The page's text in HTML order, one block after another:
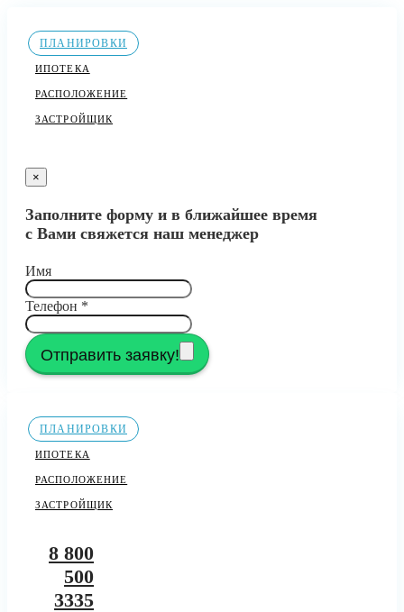
ПЛАНИРОВКИ
ИПОТЕКА
РАСПОЛОЖЕНИЕ
ЗАСТРОЙЩИК
×
Заполните форму и в ближайшее время
с Вами свяжется наш менеджер
Имя
Телефон *
Отправить заявку!
ПЛАНИРОВКИ
ИПОТЕКА
РАСПОЛОЖЕНИЕ
ЗАСТРОЙЩИК
8 800
500
3335